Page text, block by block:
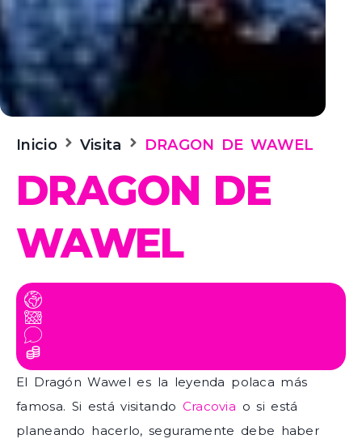
Inicio Visita DRAGON DE WAWEL
DRAGON DE
WAWEL
El Dragón Wawel es la leyenda polaca más
famosa. Si está visitando Cracovia o si está
planeando hacerlo, seguramente debe haber